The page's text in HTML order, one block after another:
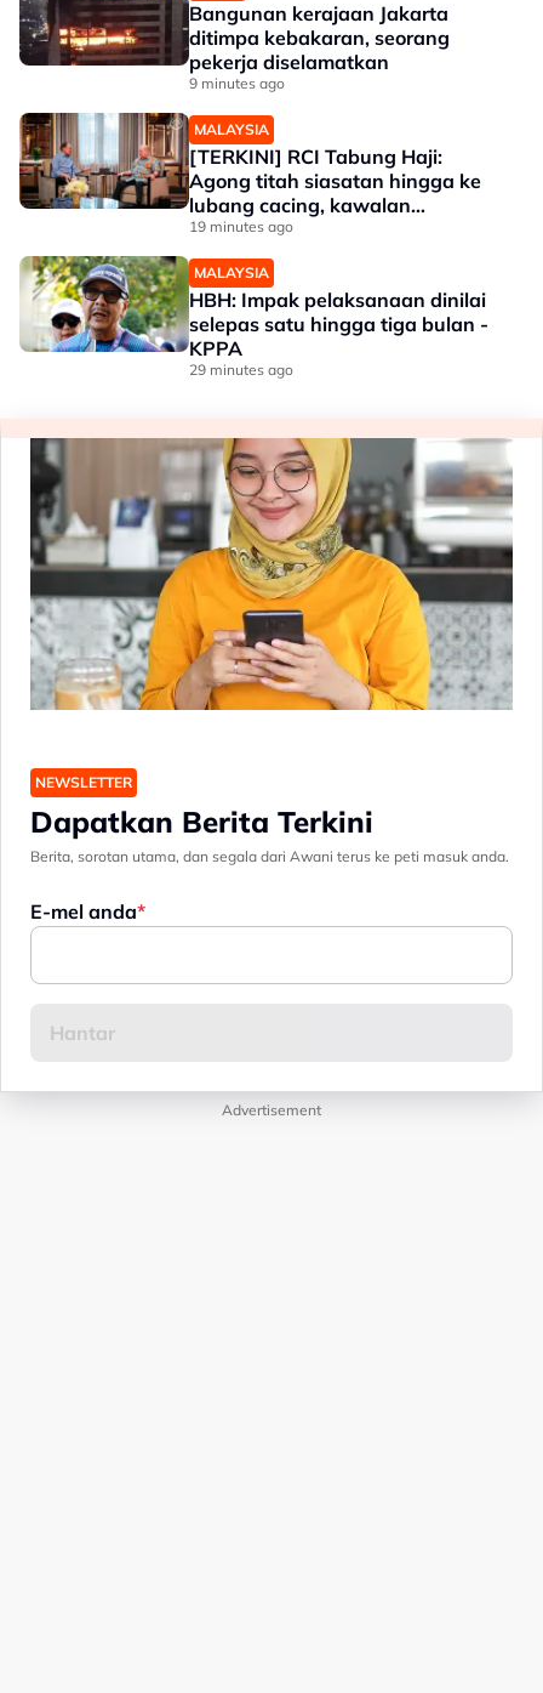
Bangunan kerajaan Jakarta
ditimpa kebakaran, seorang
pekerja diselamatkan
9 minutes ago
MALAYSIA
[TERKINI] RCI Tabung Haji:
Agong titah siasatan hingga ke
lubang cacing, kawalan
sempadan diperkukuh
19 minutes ago
MALAYSIA
HBH: Impak pelaksanaan dinilai
selepas satu hingga tiga bulan -
KPPA
29 minutes ago
NEWSLETTER
Dapatkan Berita Terkini
Berita, sorotan utama, dan segala dari Awani terus ke peti masuk anda.
E-mel anda
Advertisement